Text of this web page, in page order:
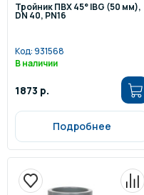
Тройник ПВХ 45° IBG (50 мм),
DN 40, PN16
Код:931568
В наличии
1873 р.
Подробнее